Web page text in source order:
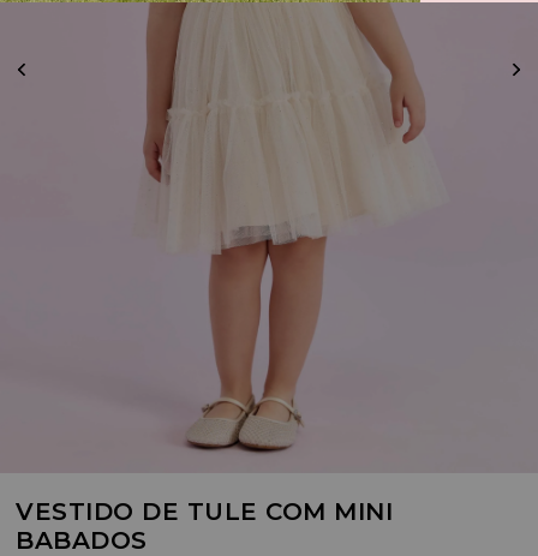
VESTIDO DE TULE COM MINI
BABADOS